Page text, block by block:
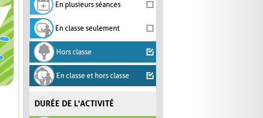
En plusieurs séances
En classe seulement
Hors classe
En classe et hors classe
DURÉE DE L'ACTIVITÉ